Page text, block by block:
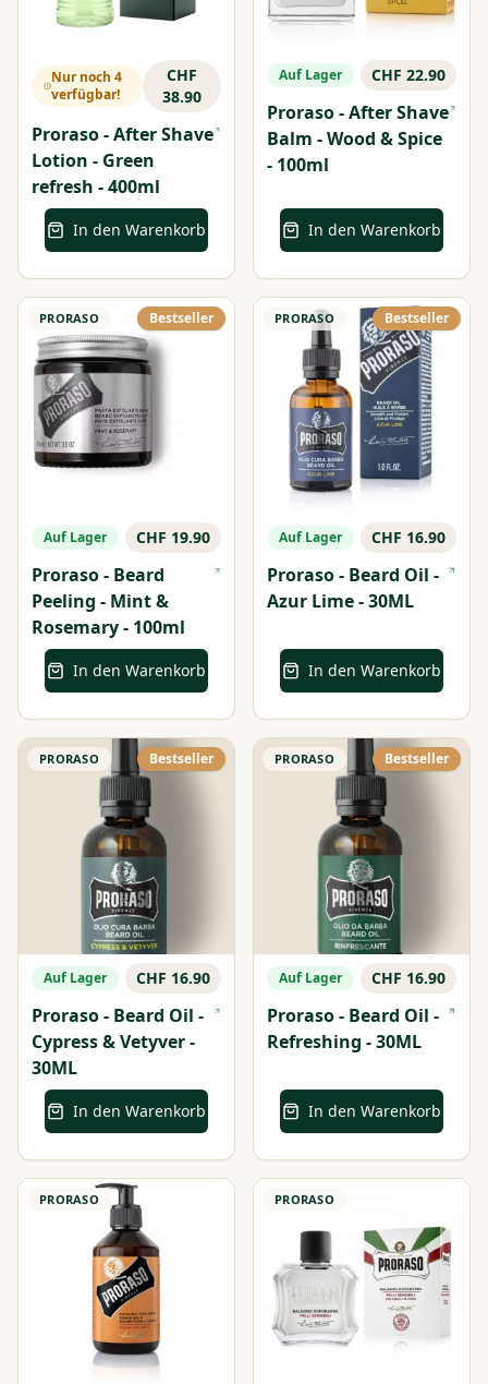
Nur noch 4
verfügbar!
CHF
38.90
Proraso - After Shave
Lotion - Green
refresh - 400ml
In den Warenkorb
Auf Lager CHF 22.90
Proraso - After Shave
Balm - Wood & Spice
- 100ml
In den Warenkorb
PRORASO Bestseller
Auf Lager CHF 19.90
Proraso - Beard
Peeling - Mint &
Rosemary - 100ml
In den Warenkorb
PRORASO Bestseller
Auf Lager CHF 16.90
Proraso - Beard Oil -
Azur Lime - 30ML
In den Warenkorb
PRORASO Bestseller
Auf Lager CHF 16.90
Proraso - Beard Oil -
Cypress & Vetyver -
30ML
In den Warenkorb
PRORASO Bestseller
Auf Lager CHF 16.90
Proraso - Beard Oil -
Refreshing - 30ML
In den Warenkorb
PRORASO PRORASO